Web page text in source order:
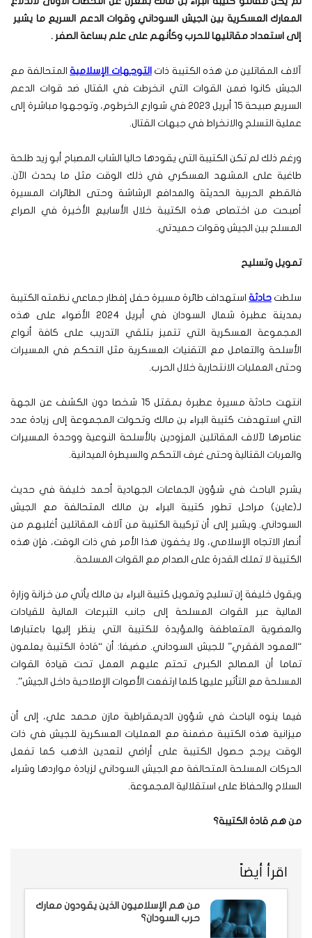
المعارك العسكرية بين الجيش السوداني وقوات الدعم السريع ما يشير
إلى استعداد مقاتليها للحرب وكأنهم على علم بساعة الصفر .
آلاف المقاتلين من هذه الكتيبة ذات التوجهات الإسلاميةالمتحالفة مع
الجيش كانوا ضمن القوات التي انخرطت في القتال ضد قوات الدعم
السريع صبيحة 15 أبريل 2023 في شوارع الخرطوم، وتوجهوا مباشرة إلى
عملية التسلح والانخراط في جبهات القتال.
ورغم ذلك لم تكن الكتيبة التي يقودها حاليا الشاب المصباح أبو زيد طلحة
طاغية على المشهد العسكري في ذلك الوقت مثل ما يحدث الآن.
فالقطع الحربية الحديثة والمدافع الرشاشة وحتى الطائرات المسيرة
أصبحت من اختصاص هذه الكتيبة خلال الأسابيع الأخيرة في الصراع
المسلح بين الجيش وقوات حميدتي.
تمويل وتسليح
سلطت حادثة استهداف طائرة مسيرة حفل إفطار جماعي نظمته الكتيبة
بمدينة عطبرة شمال السودان في أبريل 2024 الأضواء على هذه
المجموعة العسكرية التي تتميز بتلقي التدريب على كافة أنواع
الأسلحة والتعامل مع التقنيات العسكرية مثل التحكم في المسيرات
وحتى العمليات الانتحارية خلال الحرب.
انتهت حادثة مسيرة عطبرة بمقتل 15 شخصا دون الكشف عن الجهة
التي استهدفت كتيبة البراء بن مالك وتحولت المجموعة إلى زيادة عدد
عناصرها لآلاف المقاتلين المزودين بالأسلحة النوعية ووحدة المسيرات
والعربات القتالية وحتى غرف التحكم والسيطرة الميدانية.
يشرح الباحث في شؤون الجماعات الجهادية أحمد خليفة في حديث
لـ(عاين) مراحل تطور كتيبة البراء بن مالك المتحالفة مع الجيش
السوداني. ويشير إلى أن تركيبة الكتيبة من آلاف المقاتلين أغلبهم من
أنصار الاتجاه الإسلامي، ولا يخفون هذا الأمر في ذات الوقت، فإن هذه
الكتيبة لا تملك القدرة على الصدام مع القوات المسلحة.
ويقول خليفة إن تسليح وتمويل كتيبة البراء بن مالك يأتي من خزانة وزارة
المالية عبر القوات المسلحة إلى جانب التبرعات المالية للقيادات
والعضوية المتعاطفة والمؤيدة للكتيبة التي ينظر إليها باعتبارها
“العمود الفقري” للجيش السوداني. مضيفا: أن “قادة الكتيبة يعلمون
تماما أن المصالح الكبرى تحتم عليهم العمل تحت قيادة القوات
المسلحة مع التأثير عليها كلما ارتفعت الأصوات الإصلاحية داخل الجيش”.
فيما ينوه الباحث في شؤون الديمقراطية مازن محمد علي، إلى أن
ميزانية هذه الكتيبة مضمنة مع العمليات العسكرية للجيش في ذات
الوقت يرجح حصول الكتيبة على أراضي لتعدين الذهب كما تفعل
الحركات المسلحة المتحالفة مع الجيش السوداني لزيادة مواردها وشراء
السلاح والحفاظ على استقلالية المجموعة.
من هم قادة الكتيبة؟
اقرأ أيضاً
من هم الإسلاميون الذين يقودون معارك
حرب السودان؟